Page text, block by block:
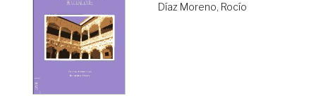
Díaz Moreno, Rocío